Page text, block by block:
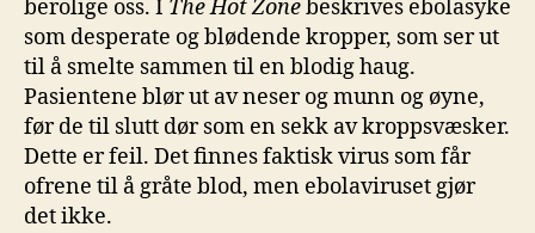
berolige oss. I The Hot Zonebeskrives ebolasyke
som desperate og blødende kropper, som ser ut
til å smelte sammen til en blodig haug.
Pasientene blør ut av neser og munn og øyne,
før de til slutt dør som en sekk av kroppsvæsker.
Dette er feil. Det finnes faktisk virus som får
ofrene til å gråte blod, men ebolaviruset gjør
det ikke.